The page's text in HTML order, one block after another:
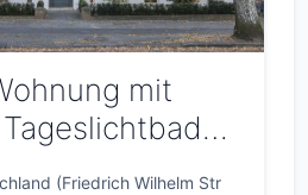
mit
(Friedrich Wilhelm Str